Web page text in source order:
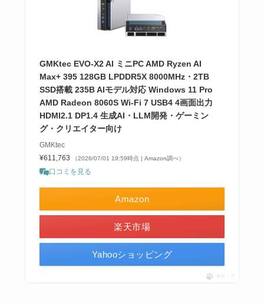
GMKtec EVO-X2 AI ミニPC AMD Ryzen AI
Max+ 395 128GB LPDDR5X 8000MHz・2TB
SSD搭載 235B AIモデル対応 Windows 11 Pro
AMD Radeon 8060S Wi-Fi 7 USB4 4画面出力
HDMI2.1 DP1.4 生成AI・LLM開発・ゲーミン
グ・クリエイター向け
GMKtec
¥611,763
（2026/07/01 19:59時点 | Amazon調べ）
口コミを見る
Amazon
楽天市場
Yahooショッピング
ポチップ